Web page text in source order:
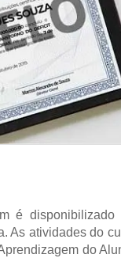
é disponibilizado
As atividades do
do